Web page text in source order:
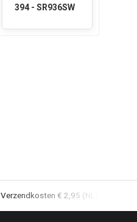
394 - SR936SW
Verzendkosten € 2,95 (NL)